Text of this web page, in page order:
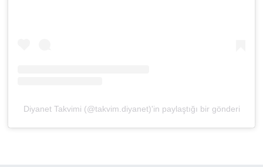
Diyanet Takvimi (@takvim.diyanet)'in paylaştığı bir gönderi
Karabük Müftülüğü